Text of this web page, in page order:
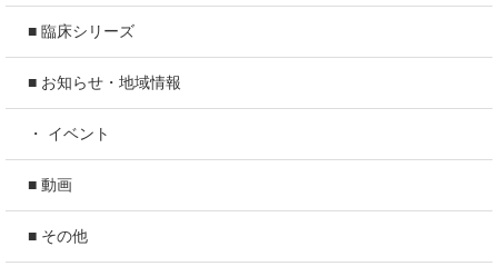
■ 臨床シリーズ
■ お知らせ・地域情報
・ イベント
■ 動画
■ その他